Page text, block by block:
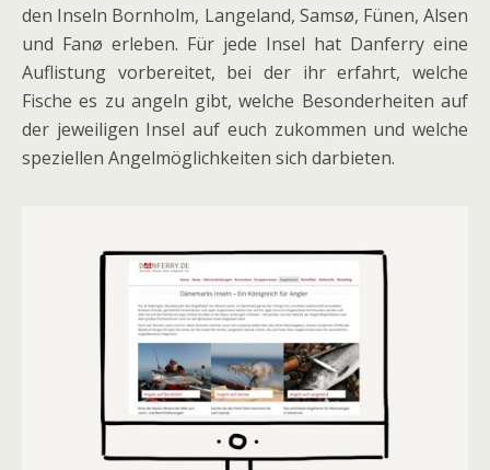
den Inseln Bornholm, Langeland, Samsø, Fünen, Alsen
und Fanø erleben. Für jede Insel hat Danferry eine
Auflistung vorbereitet, bei der ihr erfahrt, welche
Fische es zu angeln gibt, welche Besonderheiten auf
der jeweiligen Insel auf euch zukommen und welche
speziellen Angelmöglichkeiten sich darbieten.